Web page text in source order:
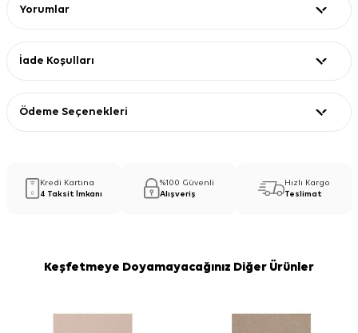
Yorumlar
İade Koşulları
Ödeme Seçenekleri
Kredi Kartına
4 Taksit İmkanı
%100 Güvenli
Alışveriş
Hızlı Kargo
Teslimat
Keşfetmeye Doyamayacağınız Diğer Ürünler